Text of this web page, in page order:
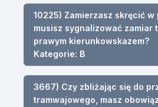
10225) Zamierzasz skręcić w
musisz sygnalizować zamiar
prawym kierunkowskazem?
Kategorie: B
3667) Czy zbliżając się do
tramwajowego, masz